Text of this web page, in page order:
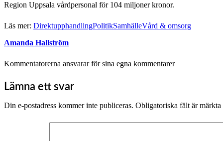
Region Uppsala vårdpersonal för 104 miljoner kronor.
Läs mer: DirektupphandlingPolitikSamhälleVård & omsorg
Amanda Hallström
Kommentatorerna ansvarar för sina egna kommentarer
Lämna ett svar
Din e-postadress kommer inte publiceras. Obligatoriska fält är märkta